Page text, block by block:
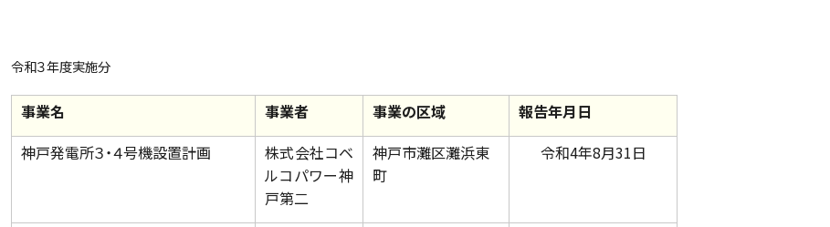
令和３年度実施分
事業名 事業者 事業の区域
報告年月日
神戸発電所３・４号機設置計画
株式会社コベ
ルコパワー神
戸第二
神戸市灘区灘浜東
町
令和4年8月31日